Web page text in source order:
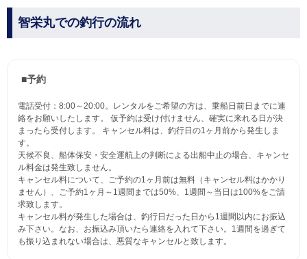
智栄丸での釣行の流れ
■予約
電話受付：8:00～20:00。レンタルをご希望の方は、乗船日前日までに連
絡をお願いしたします。 仮予約は受け付けません、確実に来れる日が決
まったら受付します。 キャンセル料は、釣行日の1ヶ月前から発生しま
す。
天候不良、船体保安・安全運航上の判断による出船中止の場合、キャンセ
ル料金は発生致しません。
キャンセル料について、ご予約の1ヶ月前は無料（キャンセル料はかかり
ません）、ご予約1ヶ月～1週間までは50%、1週間～当日は100%をご請
求致します。
キャンセル料が発生した場合は、釣行日だった日から1週間以内にお振込
み下さい。なお、お振込み頂いたら連絡を入れて下さい。1週間を過ぎて
も振り込まれない場合は、悪質なキャンセルと致します。